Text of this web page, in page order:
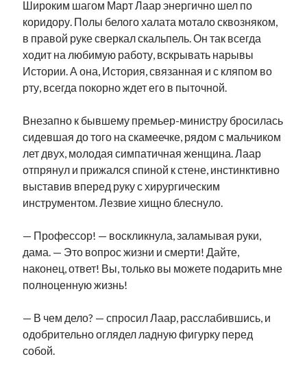
нацменьшинства образование обучение эстонскому
памятники парад клоунов парламент партия поводырь
подкаст потеряны данные пресса программа
рийгикогу россия русский роман
русскоязычное образование сми ссср
стенограмма
эстония эстонский язык
Михаил Стальнухин:
Отзывы и предложения по блогу:
anton.stalnuhhin@gmail.com
Широким шагом Март Лаар энергично шел по
коридору. Полы белого халата мотало сквозняком,
в правой руке сверкал скальпель. Он так всегда
ходит на любимую работу, вскрывать нарывы
Истории. А она, История, связанная и с кляпом во
рту, всегда покорно ждет его в пыточной.
Внезапно к бывшему премьер-министру бросилась
сидевшая до того на скамеечке, рядом с мальчиком
лет двух, молодая симпатичная женщина. Лаар
отпрянул и прижался спиной к стене, инстинктивно
выставив вперед руку с хирургическим
инструментом. Лезвие хищно блеснуло.
— Профессор! — воскликнула, заламывая руки,
дама. — Это вопрос жизни и смерти! Дайте,
наконец, ответ! Вы, только вы можете подарить мне
полноценную жизнь!
— В чем дело? — спросил Лаар, расслабившись, и
одобрительно оглядел ладную фигурку перед
собой.